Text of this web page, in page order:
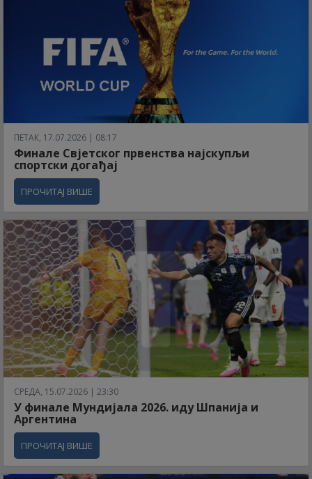
ПЕТАК, 17.07.2026 | 08:17
Финале Свјетског првенства најскупљи
спортски догађај
ПРОЧИТАЈ ВИШЕ
СРЕДА, 15.07.2026 | 23:30
У финале Мундијала 2026. иду Шпанија и
Аргентина
ПРОЧИТАЈ ВИШЕ